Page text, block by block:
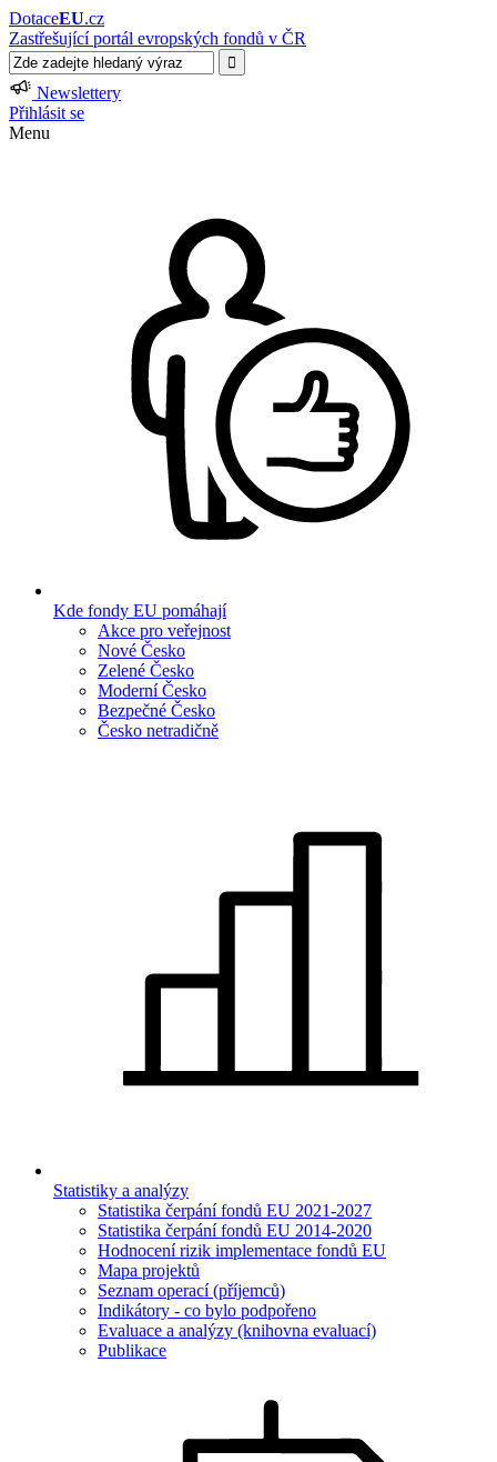
DotaceEU.cz
Zastřešující portál evropských fondů v ČR
Newslettery
Přihlásit se
Menu
Kde fondy EU pomáhají
Akce pro veřejnost
Nové Česko
Zelené Česko
Moderní Česko
Bezpečné Česko
Česko netradičně
Statistiky a analýzy
Statistika čerpání fondů EU 2021-2027
Statistika čerpání fondů EU 2014-2020
Hodnocení rizik implementace fondů EU
Mapa projektů
Seznam operací (příjemců)
Indikátory - co bylo podpořeno
Evaluace a analýzy (knihovna evaluací)
Publikace